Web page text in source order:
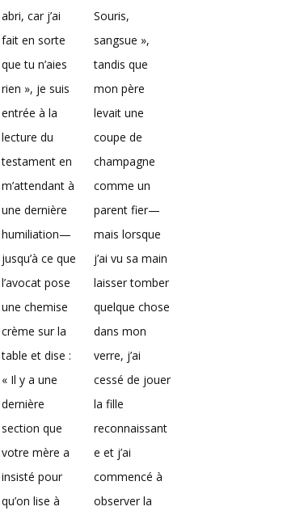
abri, car j’ai
fait en sorte
que tu n’aies
rien », je suis
entrée à la
lecture du
testament en
m’attendant à
une dernière
humiliation—
jusqu’à ce que
l’avocat pose
une chemise
crème sur la
table et dise :
« Il y a une
dernière
section que
votre mère a
insisté pour
qu’on lise à
Souris,
sangsue »,
tandis que
mon père
levait une
coupe de
champagne
comme un
parent fier—
mais lorsque
j’ai vu sa main
laisser tomber
quelque chose
dans mon
verre, j’ai
cessé de jouer
la fille
reconnaissant
e et j’ai
commencé à
observer la